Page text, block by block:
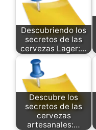
Descubriendo los
secretos de las
cervezas Lager:…
Descubre los
secretos de las
cervezas
artesanales:…